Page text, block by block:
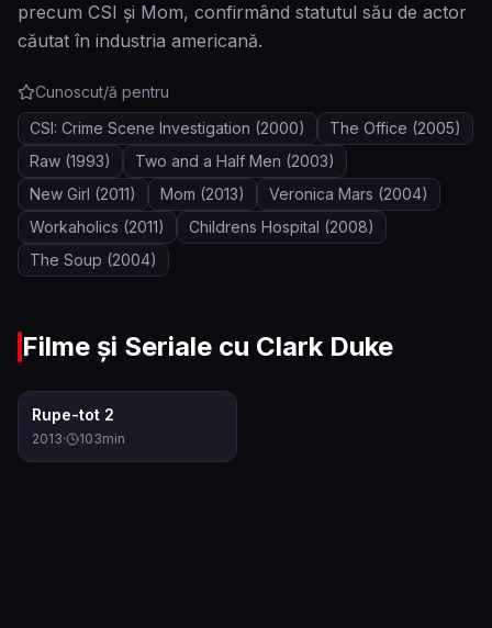
precum CSI și Mom, confirmând statutul său de actor
căutat în industria americană.
Cunoscut/ă pentru
CSI: Crime Scene Investigation (2000) The Office (2005)
Raw (1993) Two and a Half Men (2003)
New Girl (2011) Mom (2013) Veronica Mars (2004)
Workaholics (2011) Childrens Hospital (2008)
The Soup (2004)
Filme și Seriale cu Clark Duke
Rupe-tot 2
2013· 103min